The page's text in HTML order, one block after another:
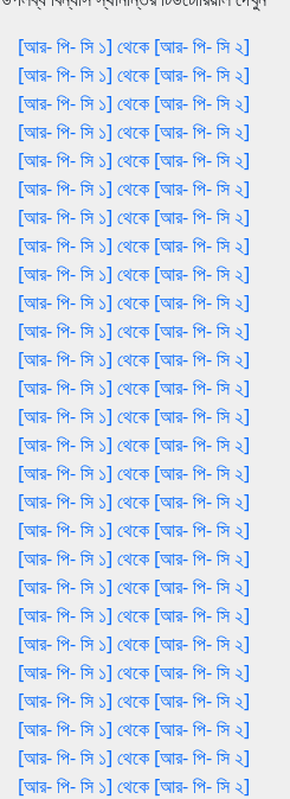
[আর- পি- সি ১] থেকে [আর- পি- সি ২]
[আর- পি- সি ১] থেকে [আর- পি- সি ২]
[আর- পি- সি ১] থেকে [আর- পি- সি ২]
[আর- পি- সি ১] থেকে [আর- পি- সি ২]
[আর- পি- সি ১] থেকে [আর- পি- সি ২]
[আর- পি- সি ১] থেকে [আর- পি- সি ২]
[আর- পি- সি ১] থেকে [আর- পি- সি ২]
[আর- পি- সি ১] থেকে [আর- পি- সি ২]
[আর- পি- সি ১] থেকে [আর- পি- সি ২]
[আর- পি- সি ১] থেকে [আর- পি- সি ২]
[আর- পি- সি ১] থেকে [আর- পি- সি ২]
[আর- পি- সি ১] থেকে [আর- পি- সি ২]
[আর- পি- সি ১] থেকে [আর- পি- সি ২]
[আর- পি- সি ১] থেকে [আর- পি- সি ২]
[আর- পি- সি ১] থেকে [আর- পি- সি ২]
[আর- পি- সি ১] থেকে [আর- পি- সি ২]
[আর- পি- সি ১] থেকে [আর- পি- সি ২]
[আর- পি- সি ১] থেকে [আর- পি- সি ২]
[আর- পি- সি ১] থেকে [আর- পি- সি ২]
[আর- পি- সি ১] থেকে [আর- পি- সি ২]
[আর- পি- সি ১] থেকে [আর- পি- সি ২]
[আর- পি- সি ১] থেকে [আর- পি- সি ২]
[আর- পি- সি ১] থেকে [আর- পি- সি ২]
[আর- পি- সি ১] থেকে [আর- পি- সি ২]
[আর- পি- সি ১] থেকে [আর- পি- সি ২]
[আর- পি- সি ১] থেকে [আর- পি- সি ২]
[আর- পি- সি ১] থেকে [আর- পি- সি ২]